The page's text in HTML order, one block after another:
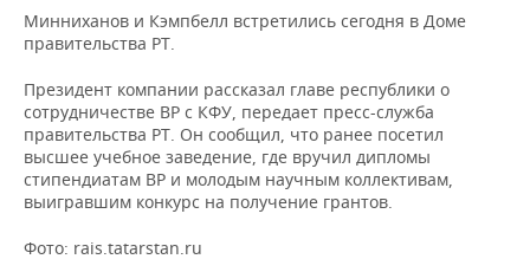
КОМУ ПРИНАДЛЕЖАТ
ТОРГОВЫЕ ЦЕНТРЫ
ТАТАРСТАНА
БЮДЖЕТ
ИНВЕСТИЦИИ
МАШИНОСТРОЕНИЕ
НЕФТЕХИМИЯ
НЕФТЬ
ОПК
ЭНЕРГЕТИКА
НОВОСТИ АВТО
БИЗНЕС
НОВОСТИ БИЗНЕСА
РОЗНИЧНАЯ ТОРГОВЛЯ
ТРАНСПОРТ
УСЛУГИ
ТЕХНОЛОГИИ
НОВОСТИ ТЕХНОЛОГИЙ
IT
МЕДИА
МЕРОПРИЯТИЯ
НОВОСТИ МЕРОПРИЯТИЙ
ВЫЕЗДНАЯ РЕДАКЦИЯ
СПОРТ
НОВОСТИ СПОРТА
ОБЩЕСТВО
Минниханов и Кэмпбелл встретились сегодня в Доме
правительства РТ.
Президент компании рассказал главе республики о
сотрудничестве BP с КФУ, передает пресс-служба
правительства РТ. Он сообщил, что ранее посетил
высшее учебное заведение, где вручил дипломы
стипендиатам ВР и молодым научным коллективам,
выигравшим конкурс на получение грантов.
Фото: rais.tatarstan.ru